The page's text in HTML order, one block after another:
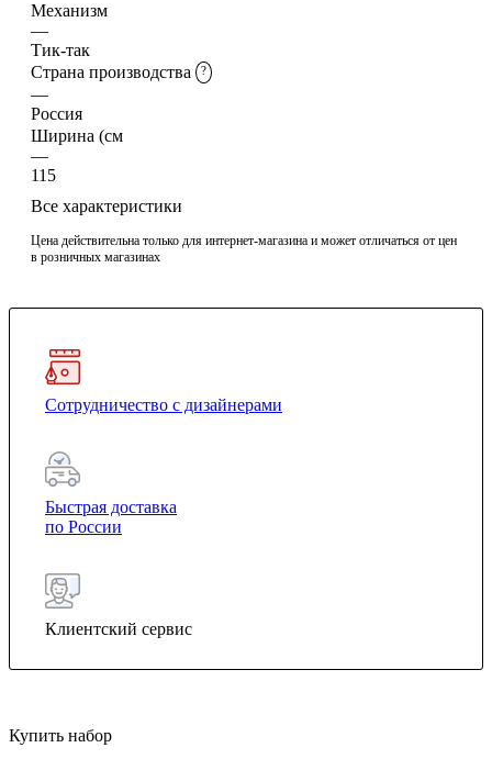
Механизм
—
Тик-так
Страна производства
?
—
Россия
Ширина (см
—
115
Все характеристики
Цена действительна только для интернет-магазина и может отличаться от цен
в розничных магазинах
Сотрудничество с дизайнерами
Быстрая доставка
по России
Клиентский сервис
Купить набор